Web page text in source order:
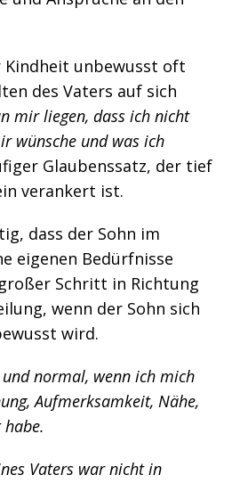
Kindheit unbewusst oft
des Vaters auf sich
mir liegen, dass ich nicht
wünsche und was ich
Glaubenssatz, der tief
verankert ist.
dass der Sohn im
eigenen Bedürfnisse
Schritt in Richtung
wenn der Sohn sich
wird.
normal, wenn ich mich
Aufmerksamkeit, Nähe,
habe.
Vaters war nicht in